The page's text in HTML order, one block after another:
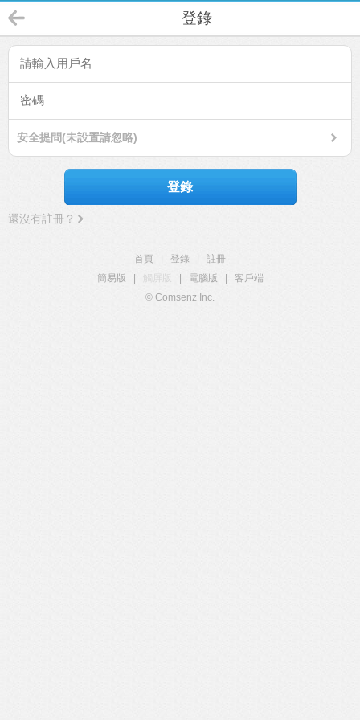
登錄
安全提問(未設置請忽略)
登錄
還沒有註冊？
首頁 登錄
註冊
簡易版
觸屏版 電腦版
客戶端
© Comsenz Inc.